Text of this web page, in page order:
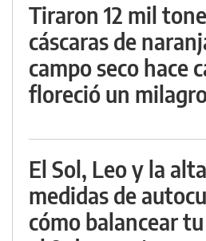
Tiraron 12 mil
cáscaras de
campo seco hace
floreció un
El Sol, Leo y la
medidas de
cómo balancear